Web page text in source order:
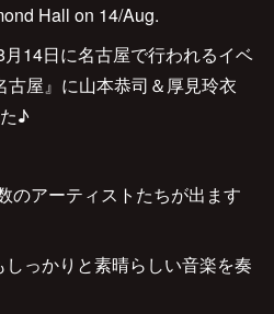
Hall on 14/Aug.
14日に名古屋で行われるイベ
古屋』に山本恭司＆厚見玲衣
♪
のアーティストたちが出ます
っかりと素晴らしい音楽を奏